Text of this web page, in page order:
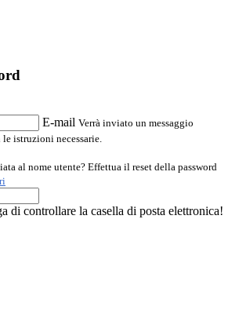
E-mail Verrà inviato un messaggio
istruzioni necessarie.
al nome utente? Effettua il reset della password
di controllare la casella di posta elettronica!